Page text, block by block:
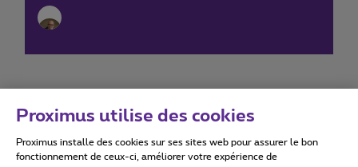
Conditions d'utilisation Accessibility statement
Proximus utilise des cookies
Proximus installe des cookies sur ses sites web pour assurer le bon
fonctionnement de ceux-ci, améliorer votre expérience de